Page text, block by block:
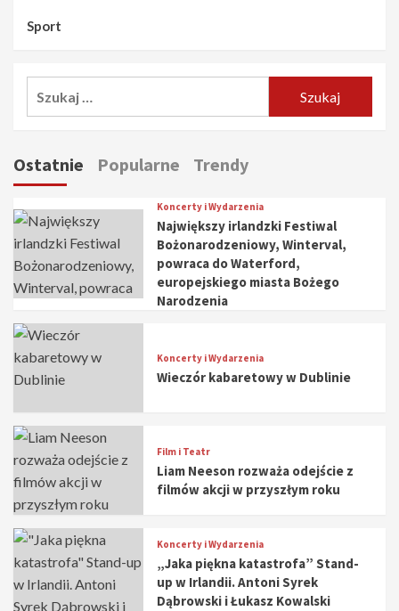
Sport
Ostatnie Popularne Trendy
Koncerty i Wydarzenia
Największy irlandzki Festiwal
Bożonarodzeniowy, Winterval,
powraca do Waterford,
europejskiego miasta Bożego
Narodzenia
Koncerty i Wydarzenia
Wieczór kabaretowy w Dublinie
Film i Teatr
Liam Neeson rozważa odejście z
filmów akcji w przyszłym roku
Koncerty i Wydarzenia
„Jaka piękna katastrofa” Stand-
up w Irlandii. Antoni Syrek
Dąbrowski i Łukasz Kowalski